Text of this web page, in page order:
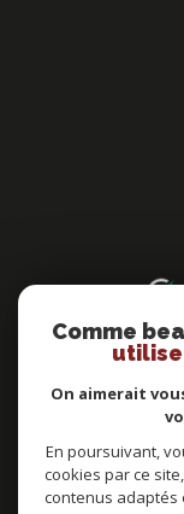
Comme
On aimerait
En poursuivant,
cookies par ce
contenus adaptés